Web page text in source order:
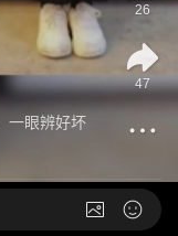
一眼辨好坏
26
47